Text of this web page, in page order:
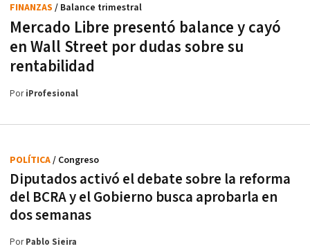
Mercado Libre presentó balance y cayó
en Wall Street por dudas sobre su
rentabilidad
FINANZAS / Balance trimestral
PoriProfesional
Diputados activó el debate sobre la reforma
del BCRA y el Gobierno busca aprobarla en
dos semanas
POLÍTICA/ Congreso
PorPablo Sieira